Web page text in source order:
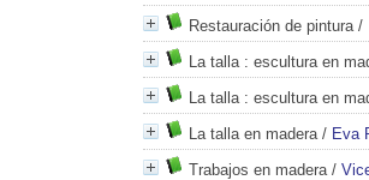
Restauración de pintura/
La talla: escultura en
La talla: escultura en
La talla en madera/ Eva
Trabajos en madera/